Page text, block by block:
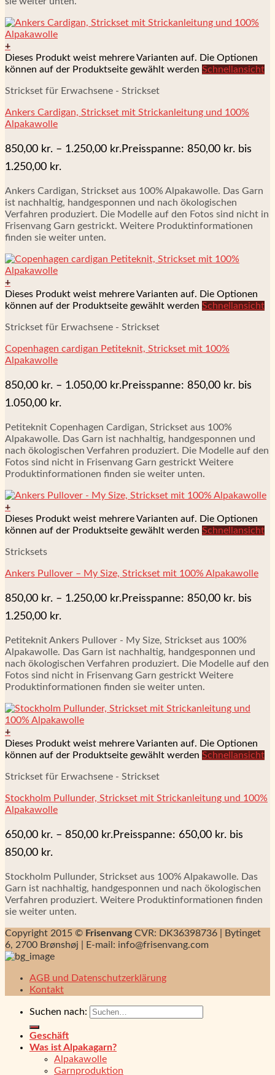
+
Dieses Produkt weist mehrere Varianten auf. Die Optionen
können auf der Produktseite gewählt werden Schnellansicht
Strickset für Erwachsene - Strickset
Ankers Cardigan, Strickset mit Strickanleitung und 100%
Alpakawolle
850,00 kr. – 1.250,00 kr.Preisspanne: 850,00 kr. bis
1.250,00 kr.
Ankers Cardigan, Strickset aus 100% Alpakawolle. Das Garn
ist nachhaltig, handgesponnen und nach ökologischen
Verfahren produziert. Die Modelle auf den Fotos sind nicht in
Frisenvang Garn gestrickt. Weitere Produktinformationen
finden sie weiter unten.
+
Dieses Produkt weist mehrere Varianten auf. Die Optionen
können auf der Produktseite gewählt werden Schnellansicht
Strickset für Erwachsene - Strickset
Copenhagen cardigan Petiteknit, Strickset mit 100%
Alpakawolle
850,00 kr. – 1.050,00 kr.Preisspanne: 850,00 kr. bis
1.050,00 kr.
Petiteknit Copenhagen Cardigan, Strickset aus 100%
Alpakawolle. Das Garn ist nachhaltig, handgesponnen und
nach ökologischen Verfahren produziert. Die Modelle auf den
Fotos sind nicht in Frisenvang Garn gestrickt Weitere
Produktinformationen finden sie weiter unten.
+
Dieses Produkt weist mehrere Varianten auf. Die Optionen
können auf der Produktseite gewählt werden Schnellansicht
Stricksets
Ankers Pullover – My Size, Strickset mit 100% Alpakawolle
850,00 kr. – 1.250,00 kr.Preisspanne: 850,00 kr. bis
1.250,00 kr.
Petiteknit Ankers Pullover - My Size, Strickset aus 100%
Alpakawolle. Das Garn ist nachhaltig, handgesponnen und
nach ökologischen Verfahren produziert. Die Modelle auf den
Fotos sind nicht in Frisenvang Garn gestrickt Weitere
Produktinformationen finden sie weiter unten.
+
Dieses Produkt weist mehrere Varianten auf. Die Optionen
können auf der Produktseite gewählt werden Schnellansicht
Strickset für Erwachsene - Strickset
Stockholm Pullunder, Strickset mit Strickanleitung und 100%
Alpakawolle
650,00 kr. – 850,00 kr.Preisspanne: 650,00 kr. bis
850,00 kr.
Stockholm Pullunder, Strickset aus 100% Alpakawolle. Das
Garn ist nachhaltig, handgesponnen und nach ökologischen
Verfahren produziert. Weitere Produktinformationen finden
sie weiter unten.
Copyright 2015 © FrisenvangCVR: DK36398736 | Bytinget
6, 2700 Brønshøj | E-mail: info@frisenvang.com
AGB und Datenschutzerklärung
Kontakt
Suchen nach:
Geschäft
Was ist Alpakagarn?
Alpakawolle
Garnproduktion